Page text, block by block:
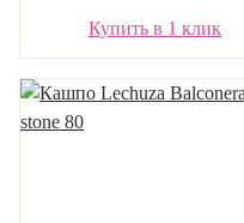
Купить в 1 клик